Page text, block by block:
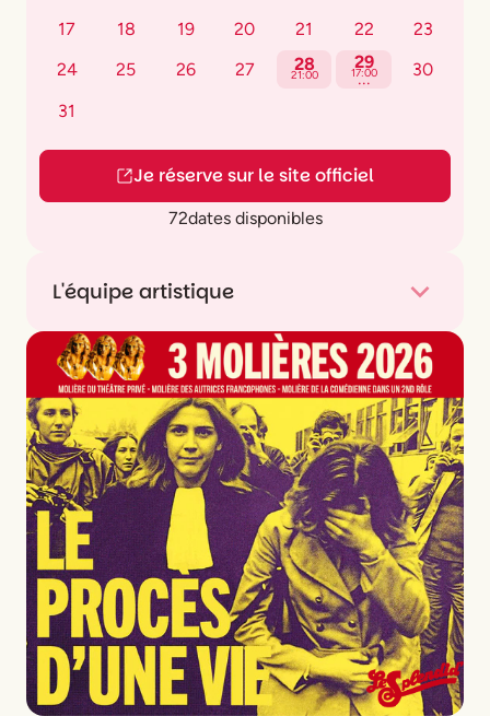
17
18 19 20 21 22
23
24
25 26 27 28
21:00
29
17:00
...
30
31
Je réserve sur le site officiel
72dates disponibles
L'équipe artistique
DeRudy Milstein
Mise en scène Rudy Milstein
Assistante à la mise en scèneLouise Danel
Avec
Anne Marivin,Ariane Mourier,Nicolas
Lumbreras,Erwan Téréné,Maeva Pinto Lopes,
en alternanceAntoine SibelleetAmitaï Levy